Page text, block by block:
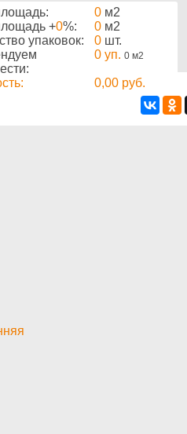
0 м2
+0%: 0 м2
упаковок:
0 шт.
0 уп. 0 м2
0,00 руб.